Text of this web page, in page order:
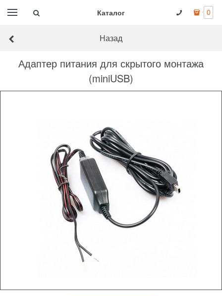
Каталог 0
Назад
Адаптер питания для скрытого монтажа
(miniUSB)